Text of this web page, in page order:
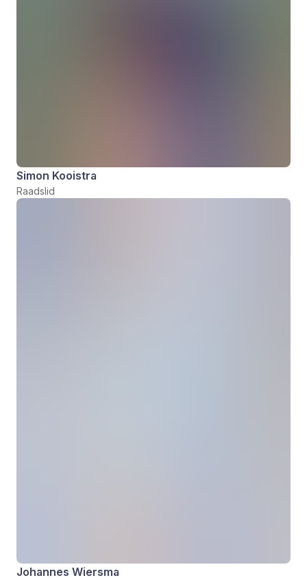
Simon Kooistra
Raadslid
Johannes Wiersma